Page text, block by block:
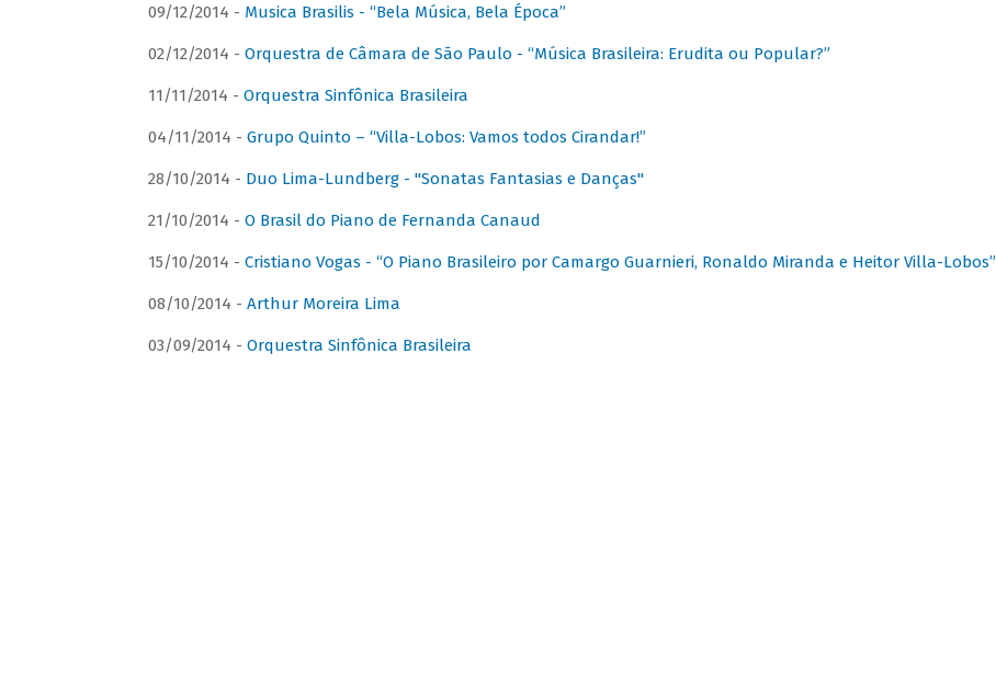
09/12/2014 - Musica Brasilis - “Bela Música, Bela Época”
02/12/2014 - Orquestra de Câmara de São Paulo - “Música Brasileira: Erudita ou Popular?”
11/11/2014 - Orquestra Sinfônica Brasileira
04/11/2014 - Grupo Quinto – “Villa-Lobos: Vamos todos Cirandar!”
28/10/2014 - Duo Lima-Lundberg - "Sonatas Fantasias e Danças"
21/10/2014 - O Brasil do Piano de Fernanda Canaud
15/10/2014 - Cristiano Vogas - “O Piano Brasileiro por Camargo Guarnieri, Ronaldo Miranda e Heitor Villa-Lobos”
08/10/2014 - Arthur Moreira Lima
03/09/2014 - Orquestra Sinfônica Brasileira